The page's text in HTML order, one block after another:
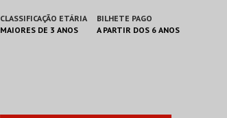
CLASSIFICAÇÃO ETÁRIA
MAIORES DE 3 ANOS
BILHETE PAGO
A PARTIR DOS 6 ANOS